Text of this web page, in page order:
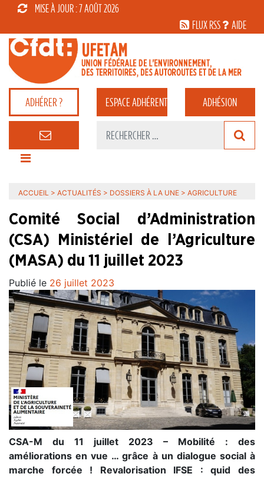
MISE À JOUR : 7 AOÛT 2026
FLUX RSS
AIDE
ADHÉRER ? ESPACEADHÉRENT ADHÉSION
ACCUEIL > ACTUALITÉS > DOSSIERS À LA UNE > AGRICULTURE
Comité Social d’Administration
(CSA) Ministériel de l’Agriculture
(MASA) du 11 juillet 2023
Publié le 26 juillet 2023
CSA-M du 11 juillet 2023 – Mobilité : des
améliorations en vue … grâce à un dialogue social à
marche forcée ! Revalorisation IFSE : quid des